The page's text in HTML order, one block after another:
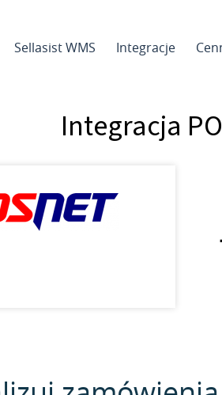
Sellasist WMS Integracje
Integracja